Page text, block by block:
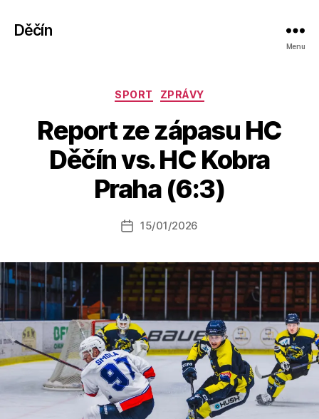
Děčín
Menu
Rubriky
SPORT ZPRÁVY
Report ze zápasu HC
Děčín vs. HC Kobra
Praha (6:3)
Autor
příspěvku
A
u
t
o
a
s
o
Datum
15/01/2026